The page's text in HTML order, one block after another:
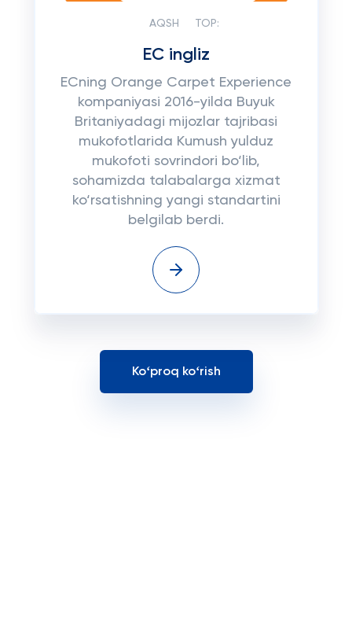
AQSH TOP:
EC ingliz
ECning Orange Carpet Experience
kompaniyasi 2016-yilda Buyuk
Britaniyadagi mijozlar tajribasi
mukofotlarida Kumush yulduz
mukofoti sovrindori bo‘lib,
sohamizda talabalarga xizmat
ko‘rsatishning yangi standartini
belgilab berdi.
Koʻproq koʻrish